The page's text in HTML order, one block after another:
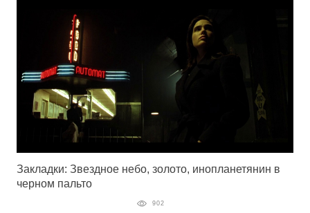
Закладки: Звездное небо, золото, инопланетянин в
черном пальто
902